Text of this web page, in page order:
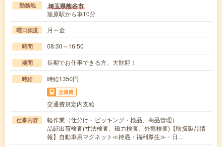
勤務地 埼玉県熊谷市
籠原駅から車10分
曜日頻度 月～金
時間 08:30～16:50
期間 長期でお仕事できる方、大歓迎！
時給 時給1350円
交通費
交通費規定内支給
仕事内容
軽作業（仕分け・ピッキング・検品、商品管理）
品証出荷検査(寸法検査、磁力検査、外観検査)【取扱製品情
報】自動車用マグネット≪待遇・福利厚生≫・日…